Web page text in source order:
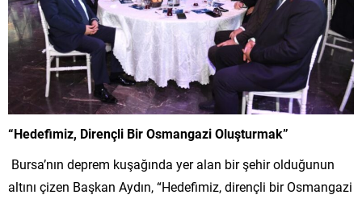
“Hedefimiz, Dirençli Bir Osmangazi Oluşturmak”
Bursa’nın deprem kuşağında yer alan bir şehir olduğunun
altını çizen Başkan Aydın, “Hedefimiz, dirençli bir Osmangazi